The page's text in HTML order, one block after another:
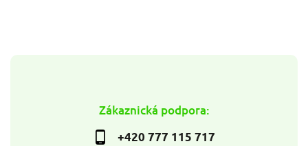
Zákaznická podpora:
+420 777 115 717